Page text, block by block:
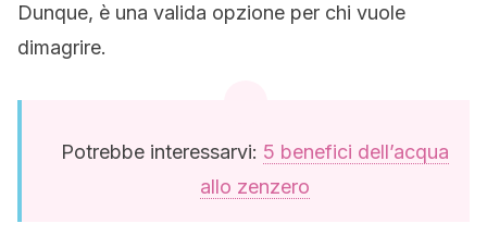
Dunque, è una valida opzione per chi vuole
dimagrire.
Potrebbe interessarvi: 5 benefici dell’acqua
allo zenzero